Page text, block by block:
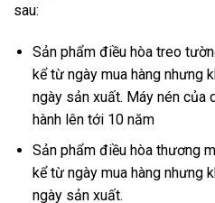
sau:
Sản phẩm điều hòa treo
kể từ ngày mua hàng nhưng
ngày sản xuất. Máy nén của
hành lên tới 10 năm
Sản phẩm điều hòa thương
kể từ ngày mua hàng nhưng
ngày sản xuất.